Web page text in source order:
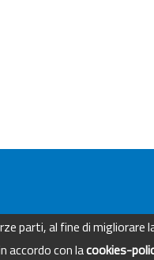
parti, al fine di migliorare
accordo con lacookies-